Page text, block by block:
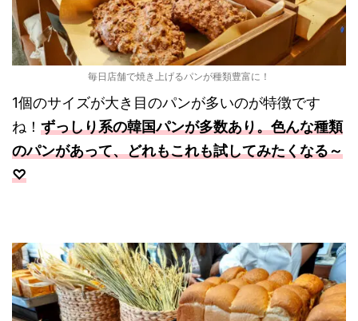
毎日店舗で焼き上げるパンが種類豊富に！
1個のサイズが大き目のパンが多いのが特徴です
ね！ ずっしり系の韓国パンが多数あり。色んな種類
のパンがあって、どれもこれも試してみたくなる～
♡